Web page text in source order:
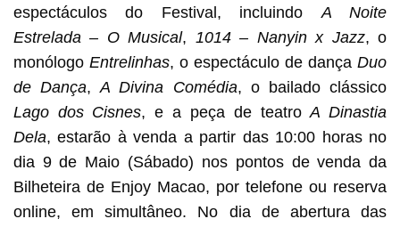
espectáculos do Festival, incluindoA Noite
Estrelada – O Musical, 1014 – Nanyin x Jazz, o
monólogo Entrelinhas, o espectáculo de dançaDuo
de Dança,A Divina Comédia, o bailado clássico
Lago dos Cisnes, e a peça de teatroA Dinastia
Dela, estarão à venda a partir das 10:00 horas no
dia 9 de Maio (Sábado) nos pontos de venda da
Bilheteira de Enjoy Macao, por telefone ou reserva
online, em simultâneo. No dia de abertura das